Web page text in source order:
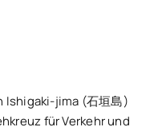
Ishigaki-jima (石垣島)
für Verkehr und